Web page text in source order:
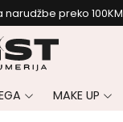
preko 100KM
MAKE UP